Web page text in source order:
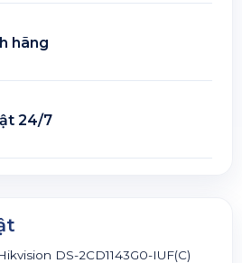
hãng
24/7
DS-2CD1143G0-IUF(C)